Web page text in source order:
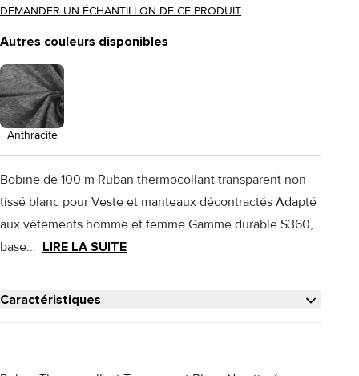
DEMANDER UN ÉCHANTILLON DE CE PRODUIT
Autres couleurs disponibles
Anthracite
Bobine de 100 m Ruban thermocollant transparent non
tissé blanc pour Veste et manteaux décontractés Adapté
aux vêtements homme et femme Gamme durable S360,
base... LIRE LA SUITE
Caractéristiques